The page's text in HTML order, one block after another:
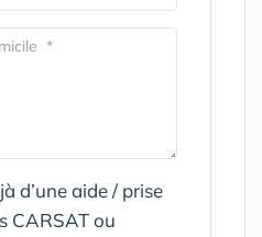
d’une aide / prise
CARSAT ou